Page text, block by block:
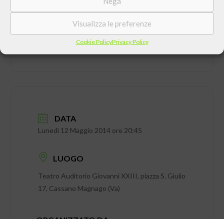
Visualizza le preferenze
Cookie PolicyPrivacy Policy
DATA
Lunedì 12 Maggio 2014 ore 20:45
LUOGO
Teatro Auditorio Giovanni XXIII, piazza S. Giulio
17, Cassano Magnago (Va)